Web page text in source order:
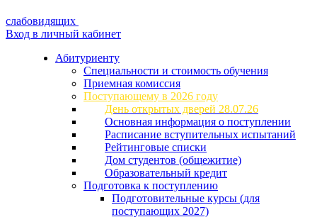
слабовидящих
Вход в личный кабинет
Абитуриенту
Специальности и стоимость обучения
Приемная комиссия
Поступающему в 2026 году
День открытых дверей 28.07.26
Основная информация о поступлении
Расписание вступительных испытаний
Рейтинговые списки
Дом студентов (общежитие)
Образовательный кредит
Подготовка к поступлению
Подготовительные курсы (для
поступающих 2027)